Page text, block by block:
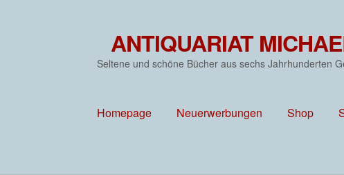
Navigation
springen
Zum
Inhalt
springen
ANTIQUARIAT
Seltene und schöne Bücher aus sechs Jahrhunderten
Homepage Neuerwerbungen Shop